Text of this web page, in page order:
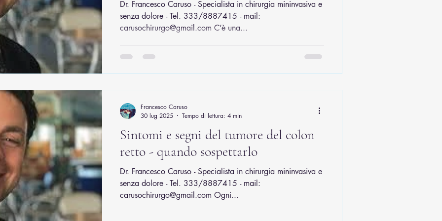
Dr. Francesco Caruso - Specialista in chirurgia mininvasiva e
senza dolore - Tel. 333/8887415 - mail:
carusochirurgo@gmail.com C’è una...
Sintomi e segni del tumore del colon
retto - quando sospettarlo
Dr. Francesco Caruso - Specialista in chirurgia mininvasiva e
senza dolore - Tel. 333/8887415 - mail:
carusochirurgo@gmail.com Ogni...
Francesco Caruso
30 lug 2025
Tempo di lettura: 4 min